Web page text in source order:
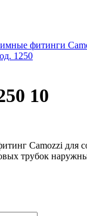
фитинги
1250
10
Camozzi для
трубок